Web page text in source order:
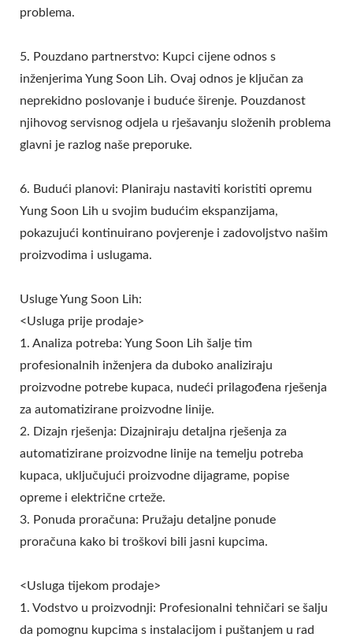
problema.
5. Pouzdano partnerstvo: Kupci cijene odnos s
inženjerima Yung Soon Lih. Ovaj odnos je ključan za
neprekidno poslovanje i buduće širenje. Pouzdanost
njihovog servisnog odjela u rješavanju složenih problema
glavni je razlog naše preporuke.
6. Budući planovi: Planiraju nastaviti koristiti opremu
Yung Soon Lih u svojim budućim ekspanzijama,
pokazujući kontinuirano povjerenje i zadovoljstvo našim
proizvodima i uslugama.
Usluge Yung Soon Lih:
<Usluga prije prodaje>
1. Analiza potreba: Yung Soon Lih šalje tim
profesionalnih inženjera da duboko analiziraju
proizvodne potrebe kupaca, nudeći prilagođena rješenja
za automatizirane proizvodne linije.
2. Dizajn rješenja: Dizajniraju detaljna rješenja za
automatizirane proizvodne linije na temelju potreba
kupaca, uključujući proizvodne dijagrame, popise
opreme i električne crteže.
3. Ponuda proračuna: Pružaju detaljne ponude
proračuna kako bi troškovi bili jasni kupcima.
<Usluga tijekom prodaje>
1. Vodstvo u proizvodnji: Profesionalni tehničari se šalju
da pomognu kupcima s instalacijom i puštanjem u rad